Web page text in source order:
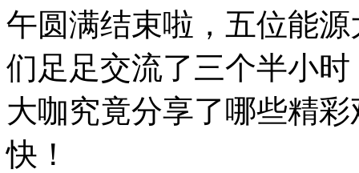
午圆满结束啦，五位能
们足足交流了三个半小
大咖究竟分享了哪些精
快！